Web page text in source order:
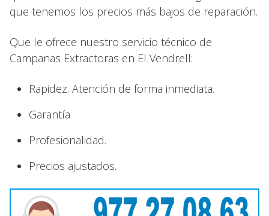
que tenemos los precios más bajos de reparación.
Que le ofrece nuestro servicio técnico de
Campanas Extractoras en El Vendrell:
Rapidez. Atención de forma inmediata.
Garantía
Profesionalidad.
Precios ajustados.